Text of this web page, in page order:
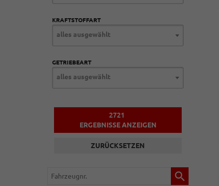
KRAFTSTOFFART
alles ausgewählt
GETRIEBEART
alles ausgewählt
2721
ERGEBNISSE ANZEIGEN
ZURÜCKSETZEN
Fahrzeugnr.